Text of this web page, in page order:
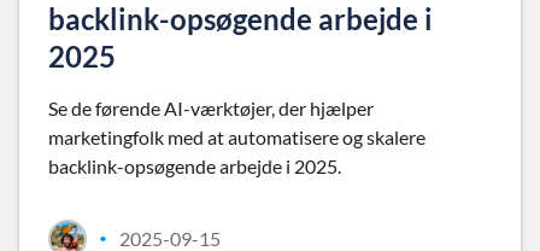
backlink-opsøgende arbejde i
2025
Se de førende AI-værktøjer, der hjælper
marketingfolk med at automatisere og skalere
backlink-opsøgende arbejde i 2025.
• 2025-09-15